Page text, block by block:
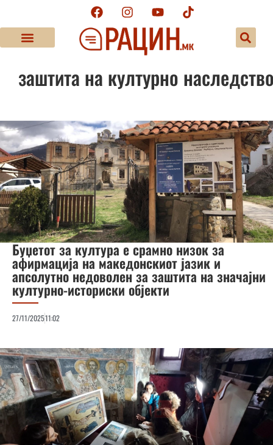
заштита на културно
Буџетот за култура е срамно низок за
афирмација на македонскиот јазик и
апсолутно недоволен за заштита на значајни
културно-историски објекти
27/11/202511:02